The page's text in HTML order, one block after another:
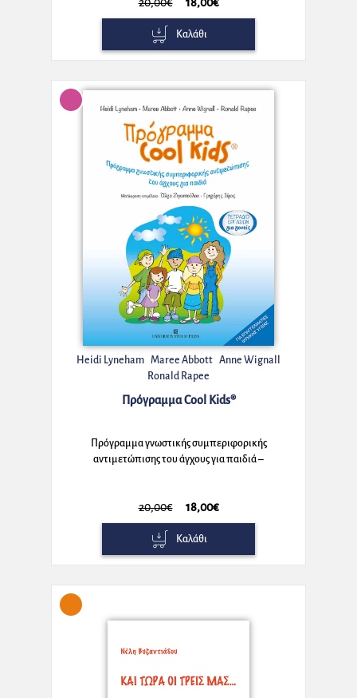
Καλάθι
Heidi Lyneham Maree Abbott Anne Wignall
Ronald Rapee
Πρόγραμμα Cool Kids®
Πρόγραμμα γνωστικής συμπεριφορικής
αντιμετώπισης του άγχους για παιδιά –
20,00€ 18,00€
Καλάθι